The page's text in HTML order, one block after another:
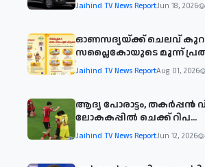
Jaihind TV News ReportJun 18, 2026
ഓണസദ്യയ്ക്ക് ചെലവ്
സപ്ലൈകോയുടെ മൂന്ന്
Jaihind TV News ReportAug 01, 2026
ആദ്യ പോരാട്ടം, തകർപ്പൻ
ലോകകപ്പിൽ ചെക്ക് റിപ...
Jaihind TV News ReportJun 12, 2026